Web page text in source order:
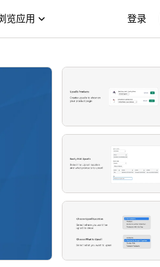
览应用 登录